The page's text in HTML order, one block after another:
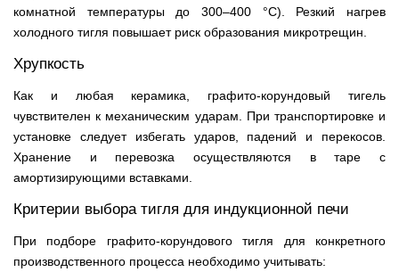
комнатной температуры до 300–400 °С). Резкий нагрев
холодного тигля повышает риск образования микротрещин.
Хрупкость
Как и любая керамика, графито-корундовый тигель
чувствителен к механическим ударам. При транспортировке и
установке следует избегать ударов, падений и перекосов.
Хранение и перевозка осуществляются в таре с
амортизирующими вставками.
Критерии выбора тигля для индукционной печи
При подборе графито-корундового тигля для конкретного
производственного процесса необходимо учитывать: